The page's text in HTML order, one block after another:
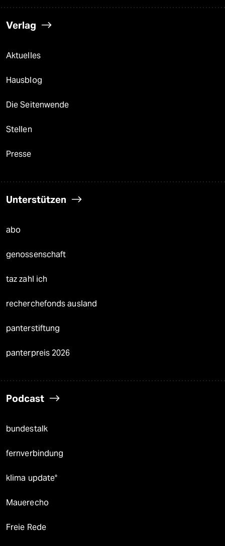
Verlag
Aktuelles
Hausblog
Die Seitenwende
Stellen
Presse
Unterstützen
abo
genossenschaft
taz zahl ich
recherchefonds ausland
panterstiftung
panterpreis 2026
Podcast
bundestalk
fernverbindung
klima update°
Mauerecho
Freie Rede